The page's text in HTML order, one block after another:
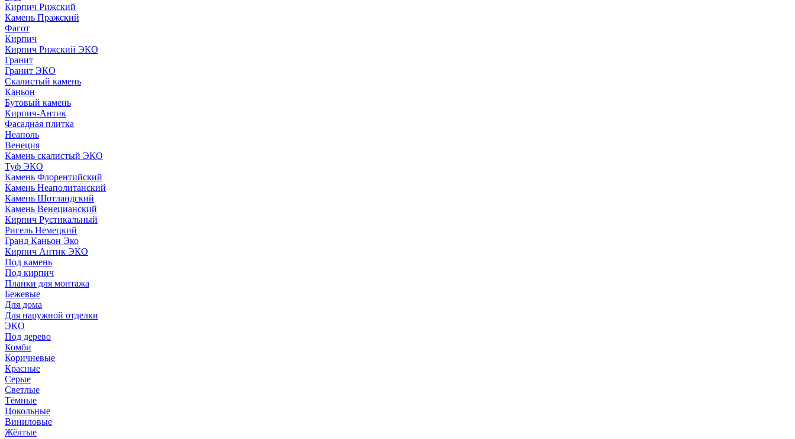
Кирпич Рижский
Камень Пражский
Фагот
Кирпич
Кирпич Рижский ЭКО
Гранит
Гранит ЭКО
Скалистый камень
Каньон
Бутовый камень
Кирпич-Антик
Фасадная плитка
Неаполь
Венеция
Камень скалистый ЭКО
Туф ЭКО
Камень Флорентийский
Камень Неаполитанский
Камень Шотландский
Камень Венецианский
Кирпич Рустикальный
Ригель Немецкий
Гранд Каньон Эко
Кирпич Антик ЭКО
Под камень
Под кирпич
Планки для монтажа
Бежевые
Для дома
Для наружной отделки
ЭКO
Под дерево
Комби
Коричневые
Красные
Серые
Светлые
Тёмные
Цокольные
Виниловые
Жёлтые